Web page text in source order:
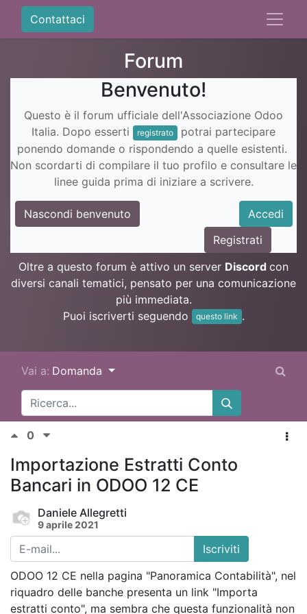
Contattaci
Forum
Benvenuto!
Questo è il forum ufficiale dell'Associazione Odoo
Italia. Dopo esserti
registrato
potrai partecipare
ponendo domande o rispondendo a quelle esistenti.
Non scordarti di compilare il tuo profilo e consultare le
linee guida prima di iniziare a scrivere.
Nascondi benvenuto
Accedi
Registrati
Oltre a questo forum è attivo un server Discord con
diversi canali tematici, pensato per una comunicazione
più immediata.
Puoi iscriverti seguendo
questo link .
Vai a: Domanda
0
Importazione Estratti Conto
Bancari in ODOO 12 CE
Daniele Allegretti
9 aprile 2021
Iscriviti
ODOO 12 CE nella pagina "Panoramica Contabilità", nel
riquadro delle banche presenta un link "Importa
estratti conto", ma sembra che questa funzionalità non